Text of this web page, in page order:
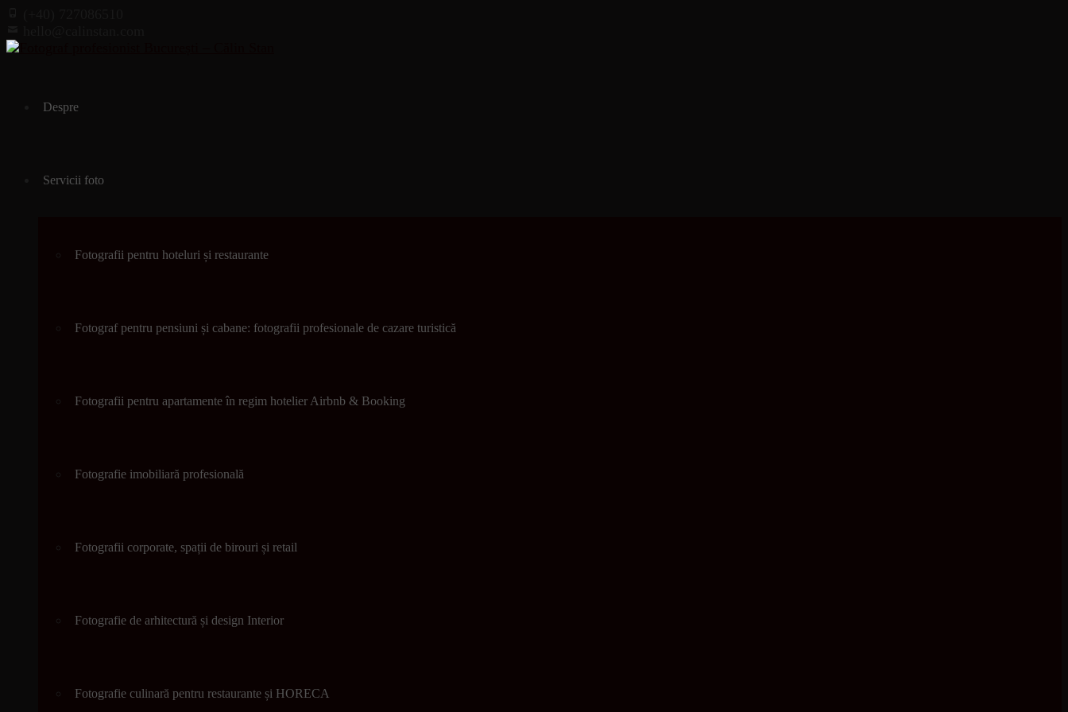
contentDespre
Servicii foto
Fotografii pentru hoteluri și restaurante
Fotograf pentru pensiuni și cabane: fotografii profesionale de cazare turistică
Fotografii pentru apartamente în regim hotelier Airbnb & Booking
Fotografie imobiliară profesională
Fotografii corporate, spații de birouri și retail
Fotografie de arhitectură și design Interior
Fotografie culinară pentru restaurante și HORECA